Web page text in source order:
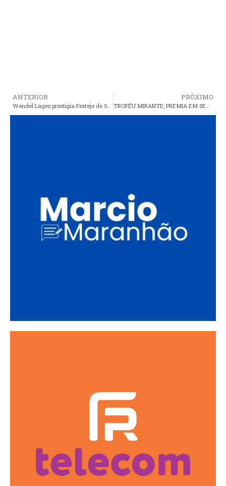
ANTERIOR
Wendel Lages prestigia Festejo de São Sebastião em João Peres e é recebido de braços abertos por araiosenses
PRÓXIMO
TROFÉU MIRANTE, PREMIA EM SEGUNDO LUGAR ATLETA ARAIOSENSE